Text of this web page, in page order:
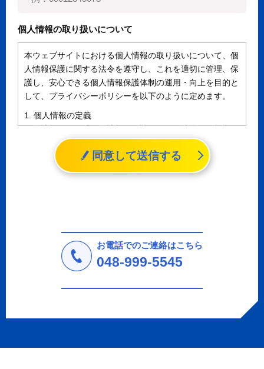
個人情報の取り扱いについて
本ウェブサイトにおける個人情報の取り扱いについて、個
人情報保護に関する法令を遵守し、これを適切に管理、保
護し、安心できる個人情報保護体制の運用・向上を目的と
して、プライバシーポリシーを以下のように定めます。
1. 個人情報の定義
個人情報とは、「個人情報の保護に関する法律」に規定さ
れる生存する個人に関する情報であって、氏名、生年月日
その他の記述等により特定の個人を識別することができる
情報（個人識別情報）を指します。
a.応募者等からのお問い合わせに対応・管理するため
b.本ウェブサイトにおけるサービスの提供・運用のため
3. プライバシー尊重
同意して送信する
お電話でのご連絡はこちら
048-999-5545